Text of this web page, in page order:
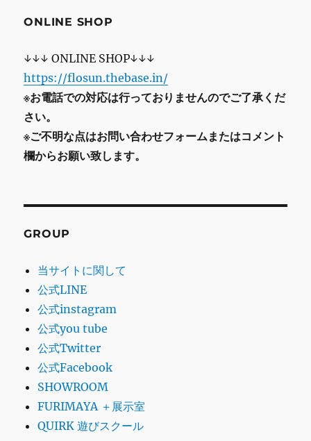
ONLINE SHOP
↓↓↓ ONLINE SHOP↓↓↓
https://flosun.thebase.in/
※お電話での対応は行っておりませんのでご了承くだ
さい。
※ご不明な点はお問い合わせフォームまたはコメント
欄からお願い致します。
GROUP
当サイトに関して
公式LINE
公式instagram
公式you tube
公式Twitter
公式Facebook
SHOWROOM
FURIMAYA ＋展示室
QUIRK 遊びスクール